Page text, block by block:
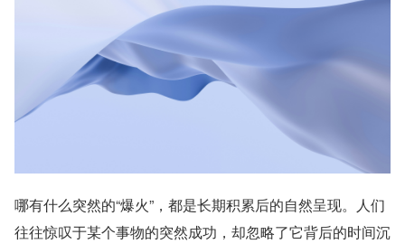
哪有什么突然的“爆火”，都是长期积累后的自然呈现。人们
往往惊叹于某个事物的突然成功，却忽略了它背后的时间沉